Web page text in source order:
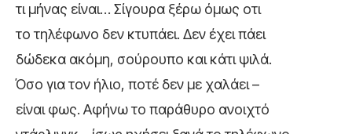
τι μήνας είναι… Σίγουρα ξέρω όμως οτι
το τηλέφωνο δεν κτυπάει. Δεν έχει πάει
δώδεκα ακόμη, σούρουπο και κάτι ψιλά.
Όσο για τον ήλιο, ποτέ δεν με χαλάει –
είναι φως. Αφήνω το παράθυρο ανοιχτό